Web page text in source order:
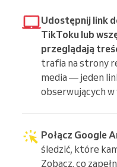
Udostępnij link
TikToku lub
przeglądają
trafia na strony
media — jeden
obserwujących w
Połącz Google
śledzić, które
Zobacz, co